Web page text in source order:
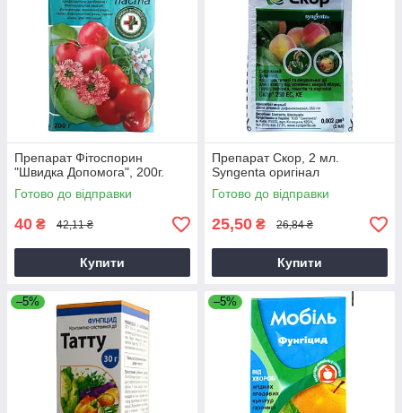
Препарат Фітоспорин
"Швидка Допомога", 200г.
Готово до відправки
40 ₴ 42,11 ₴
Купити
Препарат Скор, 2 мл.
Syngenta оригінал
Готово до відправки
25,50 ₴ 26,84 ₴
Купити
–5% –5%